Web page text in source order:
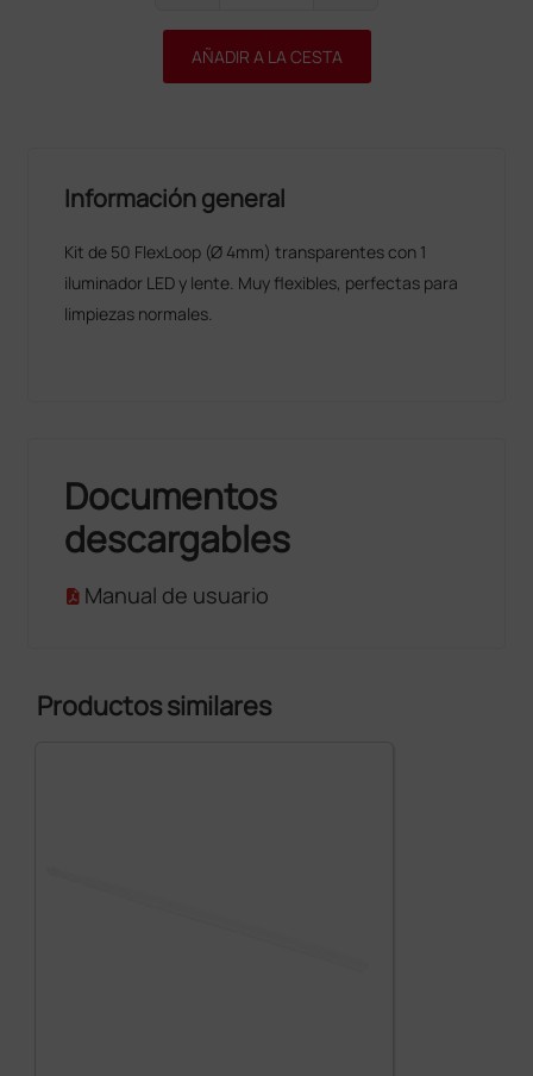
AÑADIR A LA CESTA
Información general
Kit de 50 FlexLoop (Ø 4mm) transparentes con 1
iluminador LED y lente. Muy flexibles, perfectas para
limpiezas normales.
Documentos
descargables
Manual de usuario
Productos similares